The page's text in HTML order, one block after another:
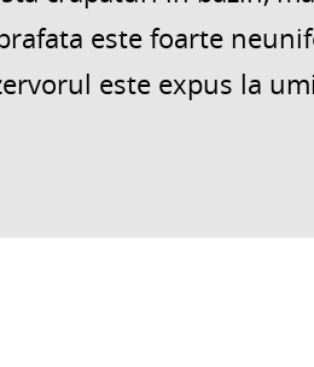
este foarte
este expus la